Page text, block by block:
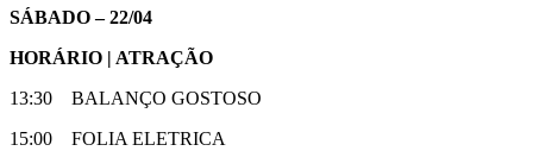
SÁBADO – 22/04
HORÁRIO | ATRAÇÃO
13:30 BALANÇO GOSTOSO
15:00 FOLIA ELETRICA